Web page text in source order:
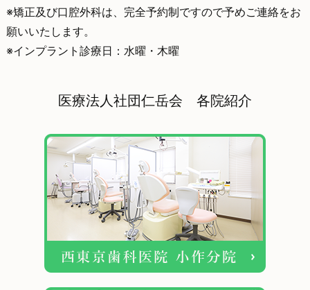
※矯正及び口腔外科は、完全予約制ですので予めご連絡をお
願いいたします。
※インプラント診療日：水曜・木曜
医療法人社団仁岳会 各院紹介